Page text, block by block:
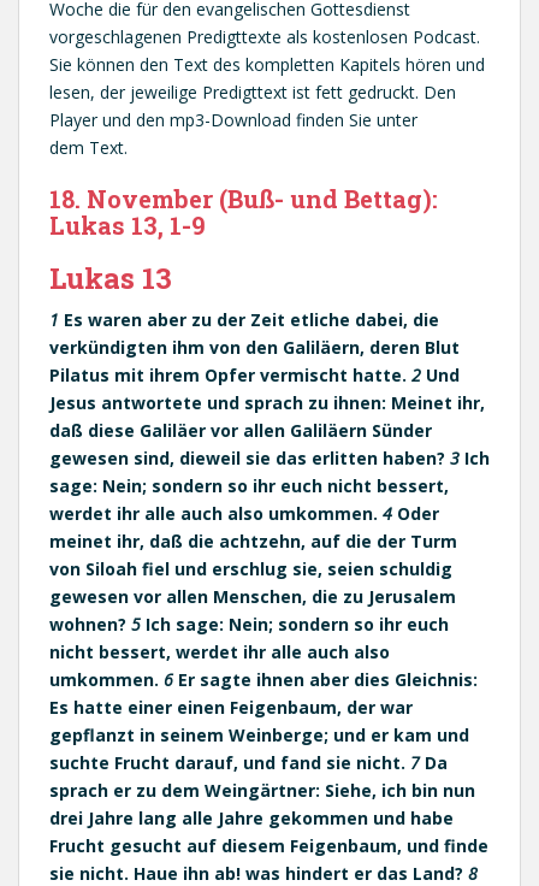
Woche die für den evangelischen Gottesdienst
vorgeschlagenen Predigttexte als kostenlosen Podcast.
Sie können den Text des kompletten Kapitels hören und
lesen, der jeweilige Predigttext ist fett gedruckt. Den
Player und den mp3-Download finden Sie unter
dem Text.
18. November (Buß- und Bettag):
Lukas 13, 1-9
Lukas 13
1 Es waren aber zu der Zeit etliche dabei, die
verkündigten ihm von den Galiläern, deren Blut
Pilatus mit ihrem Opfer vermischt hatte. 2 Und
Jesus antwortete und sprach zu ihnen: Meinet ihr,
daß diese Galiläer vor allen Galiläern Sünder
gewesen sind, dieweil sie das erlitten haben? 3 Ich
sage: Nein; sondern so ihr euch nicht bessert,
werdet ihr alle auch also umkommen. 4 Oder
meinet ihr, daß die achtzehn, auf die der Turm
von Siloah fiel und erschlug sie, seien schuldig
gewesen vor allen Menschen, die zu Jerusalem
wohnen? 5 Ich sage: Nein; sondern so ihr euch
nicht bessert, werdet ihr alle auch also
umkommen. 6 Er sagte ihnen aber dies Gleichnis:
Es hatte einer einen Feigenbaum, der war
gepflanzt in seinem Weinberge; und er kam und
suchte Frucht darauf, und fand sie nicht. 7Da
sprach er zu dem Weingärtner: Siehe, ich bin nun
drei Jahre lang alle Jahre gekommen und habe
Frucht gesucht auf diesem Feigenbaum, und finde
sie nicht. Haue ihn ab! was hindert er das Land? 8